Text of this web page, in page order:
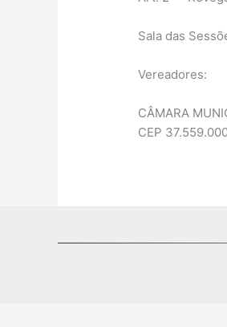
Sala das
Vereadores:
CÂMARA
CEP